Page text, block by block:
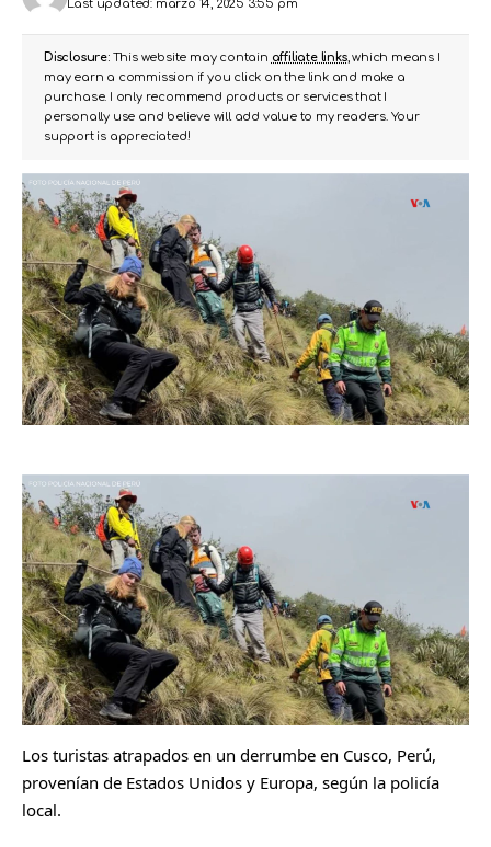
Last updated: marzo 14, 2025 3:55 pm
Disclosure:This website may contain affiliate links, which means I
may earn a commission if you click on the link and make a
purchase. I only recommend products or services that I
personally use and believe will add value to my readers. Your
support is appreciated!
Los turistas atrapados en un derrumbe en Cusco, Perú,
provenían de Estados Unidos y Europa, según la policía
local.